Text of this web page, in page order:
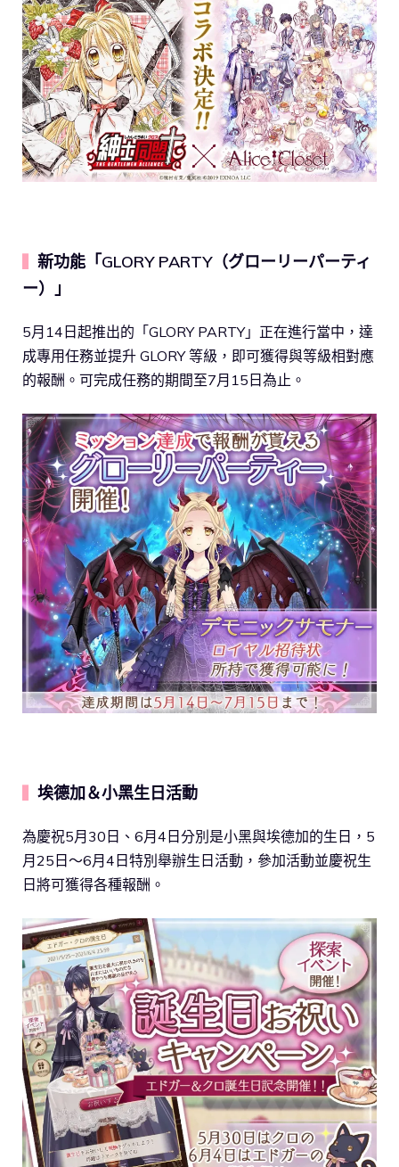
新功能「GLORY PARTY（グローリーパーティ
ー）」
5月14日起推出的「GLORY PARTY」正在進行當中，達
成專用任務並提升 GLORY 等級，即可獲得與等級相對應
的報酬。可完成任務的期間至7月15日為止。
埃德加＆小黑生日活動
為慶祝5月30日、6月4日分別是小黑與埃德加的生日，5
月25日～6月4日特別舉辦生日活動，參加活動並慶祝生
日將可獲得各種報酬。